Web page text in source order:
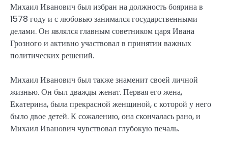
Михаил Иванович был избран на должность боярина в
1578 году и с любовью занимался государственными
делами. Он являлся главным советником царя Ивана
Грозного и активно участвовал в принятии важных
политических решений.
Михаил Иванович был также знаменит своей личной
жизнью. Он был дважды женат. Первая его жена,
Екатерина, была прекрасной женщиной, с которой у него
было двое детей. К сожалению, она скончалась рано, и
Михаил Иванович чувствовал глубокую печаль.